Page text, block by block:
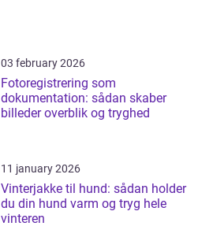
03 february 2026
Fotoregistrering som
dokumentation: sådan skaber
billeder overblik og tryghed
11 january 2026
Vinterjakke til hund: sådan holder
du din hund varm og tryg hele
vinteren